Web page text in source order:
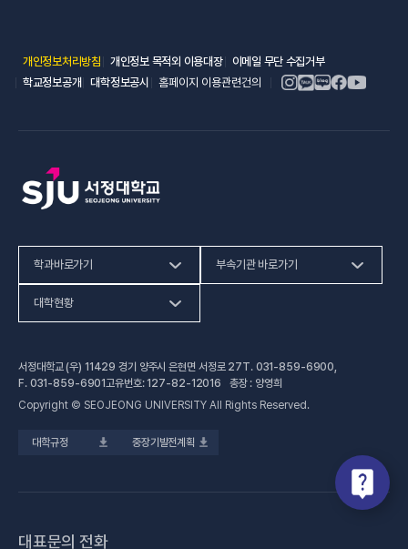
개인정보처리방침(새 창 열림)
개인정보 목적외 이용대장(새 창 열림)
이메일 무단 수집거부(새 창 열림)
학교정보공개(새 창 열림)
대학정보공시(새 창 열림)
홈페이지 이용관련건의
학과바로가기
인문사회계열
공학계열
전문기술석사
부속기관 바로가기
건강증진센터(새 창 열림)
교육혁신지원센터(새 창 열림)
(새 창 열림)
대학현황
대학정보공시(새 창 열림)
업무추진비 사용내역
법정위원회 회의록
대학규정 중장기발전계획
서정대학교 (우) 11429 경기 양주시 은현면 서정로 27T. 031-859-6900
F. 031-859-6901고유번호: 127-82-12016 총장 : 양영희
Copyright © SEOJEONG UNIVERSITY All Rights Reserved.
대표문의 전화